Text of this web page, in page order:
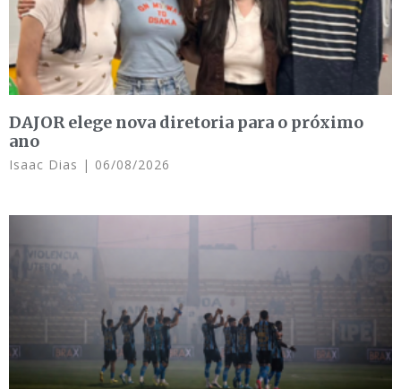
DAJOR elege nova diretoria para o próximo
ano
Isaac Dias 06/08/2026